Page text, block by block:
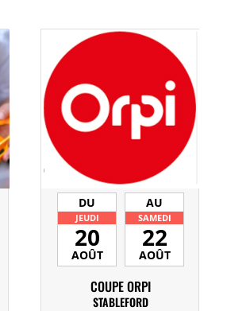
DU
JEUDI
20
AOÛT
AU
SAMEDI
22
AOÛT
COUPE ORPI
STABLEFORD